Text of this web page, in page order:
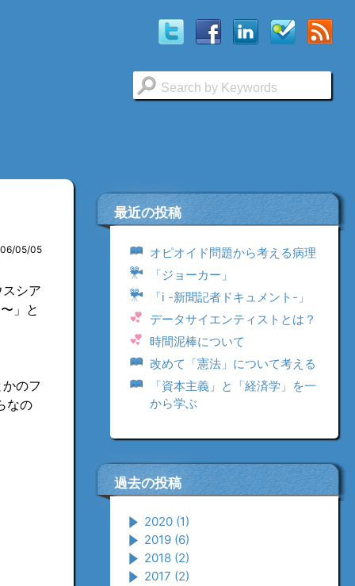
最近の投稿
オピオイド問題から考える病理
「ジョーカー」
「i -新聞記者ドキュメント-」
データサイエンティストとは？
時間泥棒について
改めて「憲法」について考える
「資本主義」と「経済学」を一
から学ぶ
過去の投稿
2020 (1)
2019 (6)
2018 (2)
2017 (2)
05/05
シア
」と
のフ
なの